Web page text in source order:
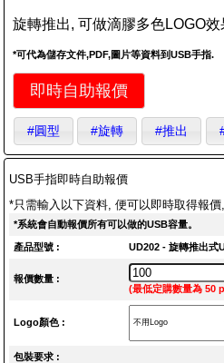
旋轉推出, 可做滴膠多色LOGO效
*可代為儲存文件,PDF,圖片等資料到USB手指.
即時自助報價
#圓型 #旋轉 #推出
USB手指即時自助報價
*只需輸入以下資料, 便可以即時取得報價
*系統會自動報價所有可以做的USB容量。
產品型號 : UD202 - 旋轉推出式
報價數量 :
(最低定購數量為 50
Logo顏色 :
包裝要求 :